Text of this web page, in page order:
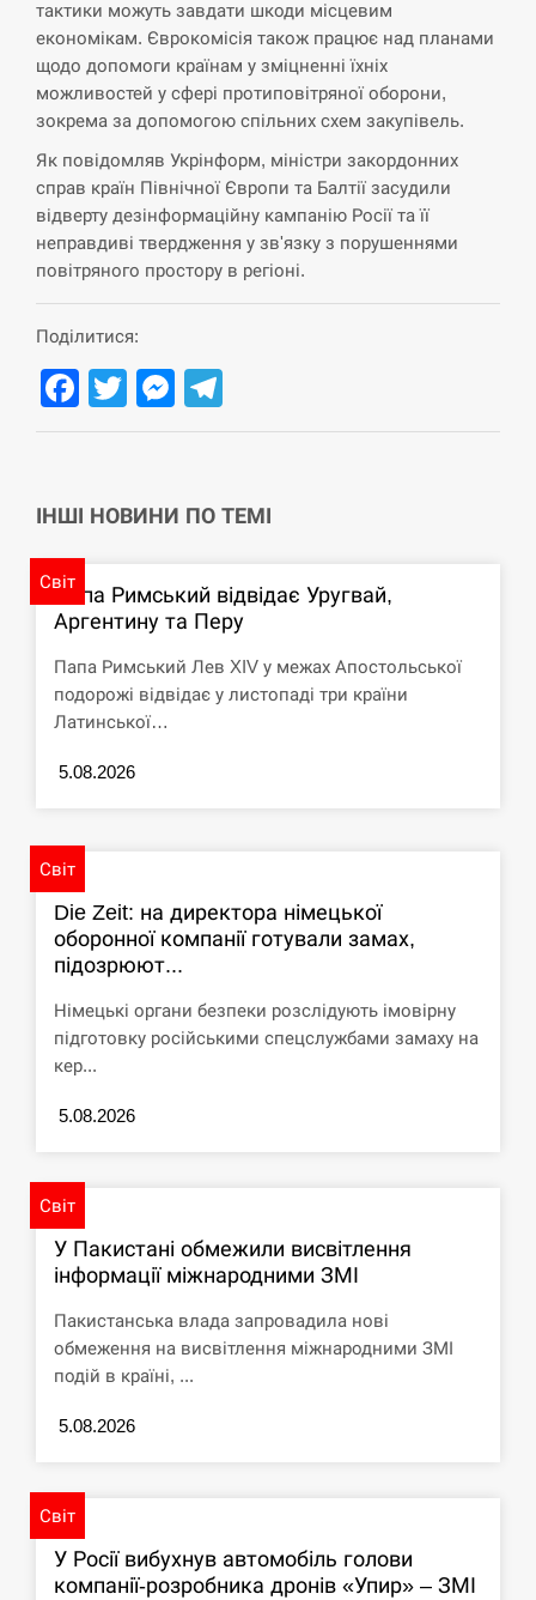
СЕРПЕНЬ
12:53
США обсуждают лицензии на Patriot для
Украины, несмотря на сомнения…
СЕРПЕНЬ
12:40
Латвія готова направити до 20 військових для
розблокування Ормузької протоки
СЕРПЕНЬ
12:23
переправу, склады и другие важные объекты…
12:10
циклоспорозу, захворіли понад 10 тисяч…
СЕРПЕНЬ
Под огнем “Эпицентр”, ROZETKA и “Новая
почта”: что известно об…
СЕРПЕНЬ
11:40
У зоопарку Токіо через спеку загинули три
СЕРПЕНЬ
11:23
Россияне ударили “Бардеролями” по Харькову,
есть пострадавшие
тактики можуть завдати шкоди місцевим
економікам. Єврокомісія також працює над планами
щодо допомоги країнам у зміцненні їхніх
можливостей у сфері протиповітряної оборони,
зокрема за допомогою спільних схем закупівель.
Як повідомляв Укрінформ, міністри закордонних
справ країн Північної Європи та Балтії засудили
відверту дезінформаційну кампанію Росії та її
неправдиві твердження у зв'язку з порушеннями
повітряного простору в регіоні.
Поділитися:
Facebook
TwitterMessenger
ІНШІ НОВИНИ ПО ТЕМІ
Світ
Папа Римський відвідає Уругвай,
Аргентину та Перу
Папа Римський Лев XIV у межах Апостольської
подорожі відвідає у листопаді три країни
Латинської…
5.08.2026
Світ
Die Zeit: на директора німецької
оборонної компанії готували замах,
підозрюют...
Німецькі органи безпеки розслідують імовірну
підготовку російськими спецслужбами замаху на
кер...
5.08.2026
Світ
У Пакистані обмежили висвітлення
інформації міжнародними ЗМІ
Пакистанська влада запровадила нові
обмеження на висвітлення міжнародними ЗМІ
подій в країні, ...
5.08.2026
Світ
У Росії вибухнув автомобіль голови
компанії-розробника дронів «Упир» – ЗМІ